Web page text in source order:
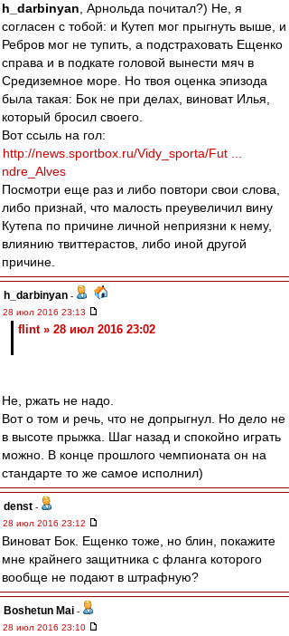
h_darbinyan , Арнольда почитал?) Не, я
согласен с тобой: и Кутеп мог прыгнуть выше, и
Ребров мог не тупить, а подстраховать Ещенко
справа и в подкате головой вынести мяч в
Средиземное море. Но твоя оценка эпизода
была такая: Бок не при делах, виноват Илья,
который бросил своего.
Вот ссыль на гол:
http://news.sportbox.ru/Vidy_sporta/Fut ...
ndre_Alves
Посмотри еще раз и либо повтори свои слова,
либо признай, что малость преувеличил вину
Кутепа по причине личной неприязни к нему,
влиянию твиттерастов, либо иной другой
причине.
h_darbinyan -
28 июл 2016 23:13
flint » 28 июл 2016 23:02
Не, ржать не надо.
Вот о том и речь, что не допрыгнул. Но дело не
в высоте прыжка. Шаг назад и спокойно играть
можно. В конце прошлого чемпионата он на
стандарте то же самое исполнил)
denst -
28 июл 2016 23:12
Виноват Бок. Ещенко тоже, но блин, покажите
мне крайнего защитника с фланга которого
вообще не подают в штрафную?
Boshetun Mai -
28 июл 2016 23:10